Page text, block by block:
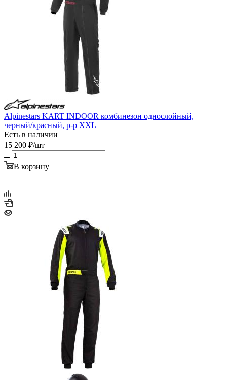
Alpinestars KART INDOOR комбинезон однослойный,
черный/красный, р-р XXL
Есть в наличии
15 200 ₽/шт
В корзину